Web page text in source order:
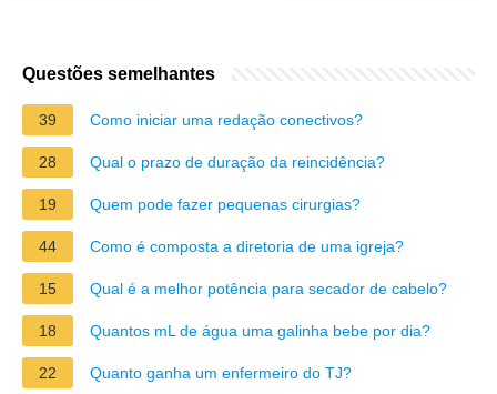
Questões semelhantes
39 Como iniciar uma redação conectivos?
28 Qual o prazo de duração da reincidência?
19 Quem pode fazer pequenas cirurgias?
44 Como é composta a diretoria de uma igreja?
15 Qual é a melhor potência para secador de cabelo?
18 Quantos mL de água uma galinha bebe por dia?
22 Quanto ganha um enfermeiro do TJ?